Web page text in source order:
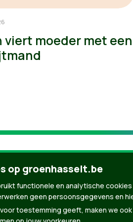
viert moeder met een
op groenhasselt.be
functionele en analytische
geen persoonsgegevens en
toestemming geeft, maken we